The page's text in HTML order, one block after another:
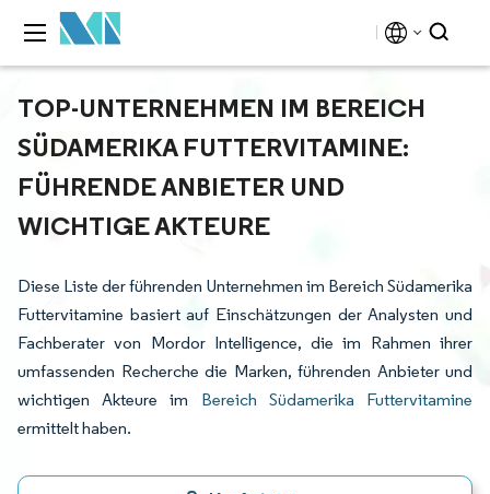
TOP-UNTERNEHMEN IM BEREICH
SÜDAMERIKA FUTTERVITAMINE:
FÜHRENDE ANBIETER UND
WICHTIGE AKTEURE
Diese Liste der führenden Unternehmen im Bereich Südamerika
Futtervitamine basiert auf Einschätzungen der Analysten und
Fachberater von Mordor Intelligence, die im Rahmen ihrer
umfassenden Recherche die Marken, führenden Anbieter und
wichtigen Akteure im Bereich Südamerika Futtervitamine
ermittelt haben.